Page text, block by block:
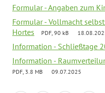
Formular - Angaben zum
Formular - Vollmacht
Hortes
PDF, 90 kB
Information - Schließtage
Information -
PDF, 3.8 MB 09.07.2025